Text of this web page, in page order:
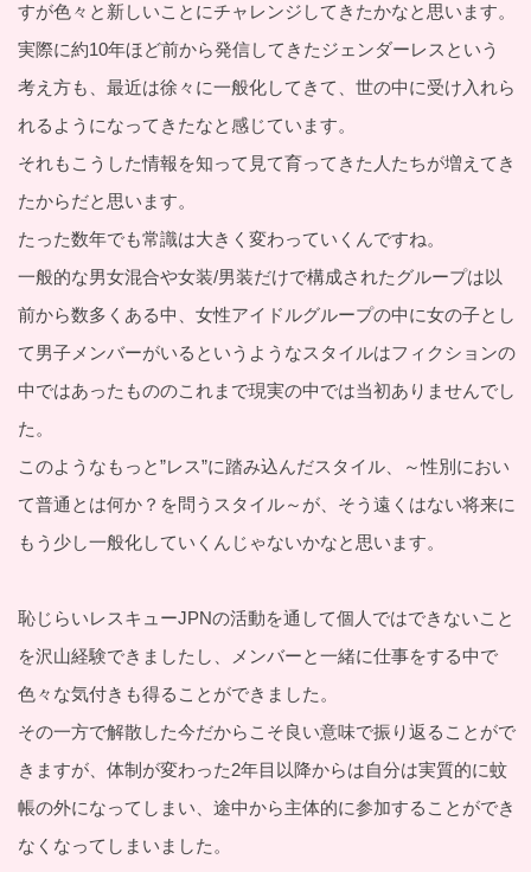
すが色々と新しいことにチャレンジしてきたかなと思います。
実際に約10年ほど前から発信してきたジェンダーレスという
考え方も、最近は徐々に一般化してきて、世の中に受け入れら
れるようになってきたなと感じています。
それもこうした情報を知って見て育ってきた人たちが増えてき
たからだと思います。
たった数年でも常識は大きく変わっていくんですね。
一般的な男女混合や女装/男装だけで構成されたグループは以
前から数多くある中、女性アイドルグループの中に女の子とし
て男子メンバーがいるというようなスタイルはフィクションの
中ではあったもののこれまで現実の中では当初ありませんでし
た。
このようなもっと”レス”に踏み込んだスタイル、～性別におい
て普通とは何か？を問うスタイル～が、そう遠くはない将来に
もう少し一般化していくんじゃないかなと思います。
恥じらいレスキューJPNの活動を通して個人ではできないこと
を沢山経験できましたし、メンバーと一緒に仕事をする中で
色々な気付きも得ることができました。
その一方で解散した今だからこそ良い意味で振り返ることがで
きますが、体制が変わった2年目以降からは自分は実質的に蚊
帳の外になってしまい、途中から主体的に参加することができ
なくなってしまいました。